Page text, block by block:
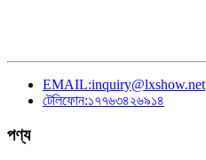
EMAIL:inquiry@lxshow.net
টেলিফোন:১৭৭৬৩৪২৬৯১৪
পণ্য